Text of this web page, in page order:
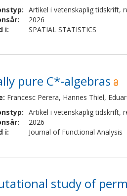
: Artikel i vetenskaplig tidskrift,
:
2026
i: SPATIAL STATISTICS
pure C*-algebras
: Francesc Perera, Hannes Thiel,
: Artikel i vetenskaplig tidskrift,
:
2026
i: Journal of Functional Analysis
study of